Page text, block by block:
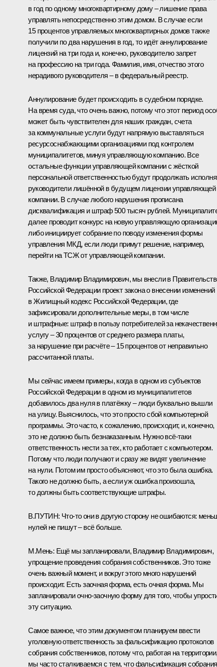
в год по одному многоквартирному дому – лишение права
управлять непосредственно этим домом. В случае если
15 процентов управляемых многоквартирных домов также
получили по два нарушения в год, то идёт аннулирование
лицензий на три года и, конечно, руководителю запрет
на профессию на три года. Фамилия, имя, отчество этого
нерадивого руководителя – в федеральный реестр.
Аннулирование будет происходить в судебном порядке.
На время суда, что очень важно, потому что этот период
может быть чувствителен для наших граждан, счета
за коммунальные услуги будут напрямую выставляться
ресурсоснабжающими организациями под контролем
муниципалитетов, минуя управляющую компанию. Все
остальные функции управляющей компании с жёсткой
персональной ответственностью будут продолжать
руководители лишённой в будущем лицензии управляющей
компании. В случае любого нарушения прописана
дисквалификация и штраф 500 тысяч рублей.
далее проводит конкурс на новую управляющую
либо инициирует собрание по поводу изменения формы
управления МКД, если люди примут решение, например,
перейти на ТСЖ от управляющей компании.
Также, Владимир Владимирович, мы внесли в
Российской Федерации проект закона о внесении изменений
в Жилищный кодекс Российской Федерации, где
зафиксировали дополнительные меры, в том числе
и штрафные: штраф в пользу потребителей за
услугу – 30 процентов от среднего размера платы,
за нарушение при расчёте – 15 процентов от неправильно
рассчитанной платы.
Мы сейчас имеем примеры, когда в одном из субъектов
Российской Федерации в одном из муниципалитетов
добавилось два нуля в платёжку – люди буквально вышли
на улицу. Выяснилось, что это просто сбой компьютерной
программы. Это часто, к сожалению, происходит, и, конечно,
это не должно быть безнаказанным. Нужно всё‑таки
ответственность нести за тех, кто работает с компьютером.
Потому что люди получают и сразу же видят увеличение
на нули. Потом им просто объясняют, что это была ошибка.
Такого не должно быть, а если уж ошибка произошла,
то должны быть соответствующие штрафы.
В.ПУТИН: Что‑то они в другую сторону не ошибаются:
нулей не пишут – всё больше.
М.Мень: Ещё мы запланировали, Владимир Владимирович,
упрощение проведения собрания собственников. Это тоже
очень важный момент, и вокруг этого много нарушений
происходит. Есть заочная форма, есть очная форма. Мы
запланировали очно-заочную форму для того, чтобы
эту ситуацию.
Самое важное, что этим документом планируем ввести
уголовную ответственность за фальсификацию протоколов
собрания собственников, потому что, работая на
мы часто сталкиваемся с тем, что фальсификация собрания